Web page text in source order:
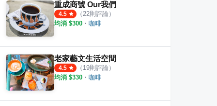
重成商號 Our我們
4.5 （ 22則評論）
均消 $300 ・ 咖啡
老家藝文生活空間
4.5 （ 19則評論）
均消 $330 ・ 咖啡